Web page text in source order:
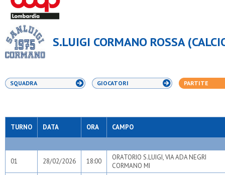
S.LUIGI CORMANO ROSSA
SQUADRA GIOCATORI PARTITE
TURNO DATA ORA CAMPO
01 28/02/2026 18:00
ORATORIO S.LUIGI, VIA ADA NEGRI
CORMANO MI